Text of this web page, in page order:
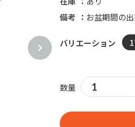
備考
お盆期間の
数量